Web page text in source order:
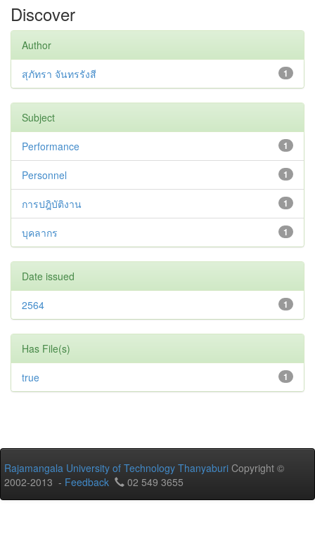
Discover
Author
1
สุภัทรา จันทรรังสี
Subject
1
Performance
1
Personnel
1
การปฎิบัติงาน
1
บุคลากร
Date issued
1
2564
Has File(s)
1
true
Rajamangala University of Technology Thanyaburi Copyright ©
2002-2013 - Feedback 02 549 3655